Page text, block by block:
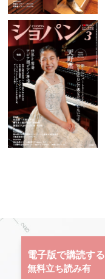
電子版で購読する
無料立ち読み有